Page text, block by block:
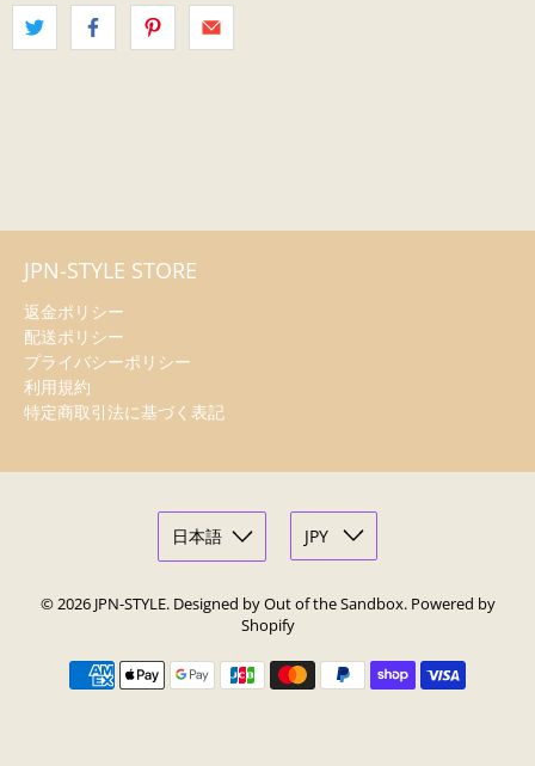
JPN-STYLE STORE
返金ポリシー
配送ポリシー
プライバシーポリシー
利用規約
特定商取引法に基づく表記
© 2026 JPN-STYLE. Designed by Out of the Sandbox. Powered by
Shopify